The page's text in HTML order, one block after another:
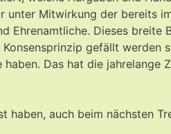
unter Mitwirkung der bereits
Ehrenamtliche. Dieses breite
gefällt werden
Das hat die jahrelange
haben, auch beim nächsten